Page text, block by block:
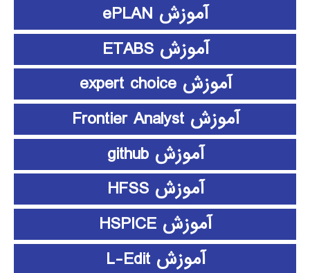
آموزش ePLAN
آموزش ETABS
آموزش expert choice
آموزش Frontier Analyst
آموزش github
آموزش HFSS
آموزش HSPICE
آموزش L-Edit